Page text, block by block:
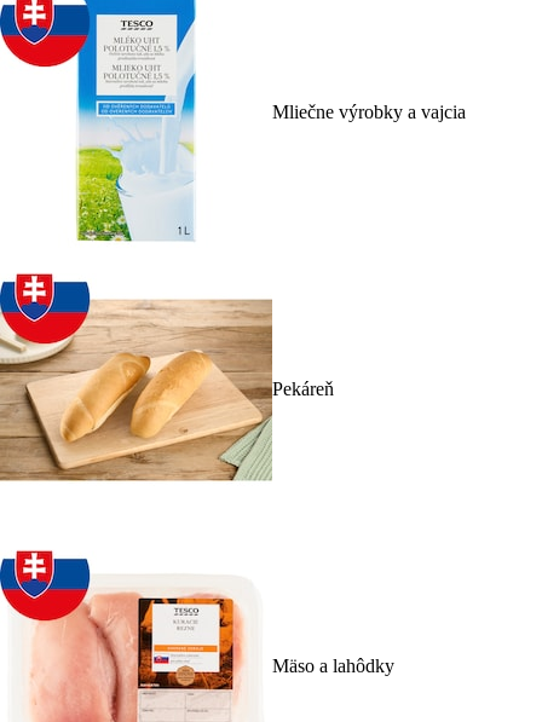
Mliečne výrobky a vajcia
Pekáreň
Mäso a lahôdky